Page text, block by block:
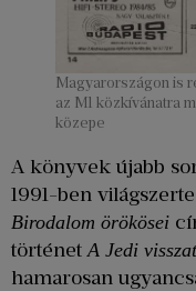
Magyarországon is
az M1 közkívánatra
közepe
A könyvek újabb
1991-ben
Birodalom örökösei
történetA Jedi
hamarosan